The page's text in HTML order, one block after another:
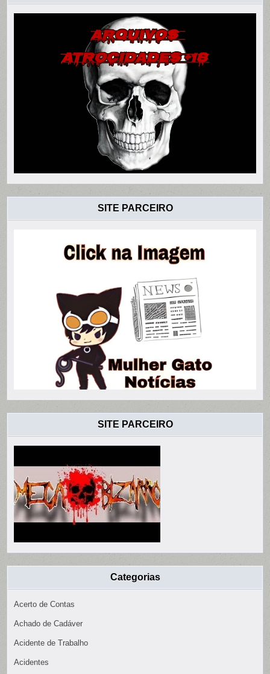
SITE PARCEIRO
SITE PARCEIRO
Categorias
Acerto de Contas
Achado de Cadáver
Acidente de Trabalho
Acidentes